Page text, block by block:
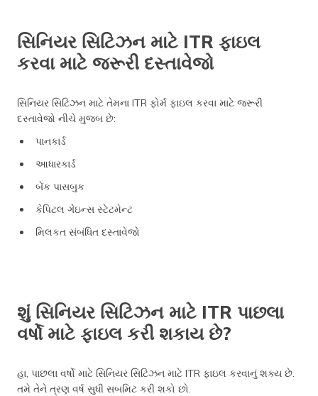
સિનિયર સિટિઝન માટે ITR ફાઇલ
કરવા માટે જરૂરી દસ્તાવેજો
સિનિયર સિટિઝન માટે તેમના ITR ફોર્મ ફાઇલ કરવા માટે જરૂરી
દસ્તાવેજો નીચે મુજબ છે:
પાનકાર્ડ
આધારકાર્ડ
બેંક પાસબુક
કેપિટલ ગેઇન્સ સ્ટેટમેન્ટ
મિલકત સંબંધિત દસ્તાવેજો
શું સિનિયર સિટિઝન માટે ITR પાછલા
વર્ષો માટે ફાઇલ કરી શકાય છે?
હા, પાછલા વર્ષો માટે સિનિયર સિટિઝન માટે ITR ફાઇલ કરવાનું શક્ય છે.
તમે તેને ત્રણ વર્ષ સુધી સબમિટ કરી શકો છો.